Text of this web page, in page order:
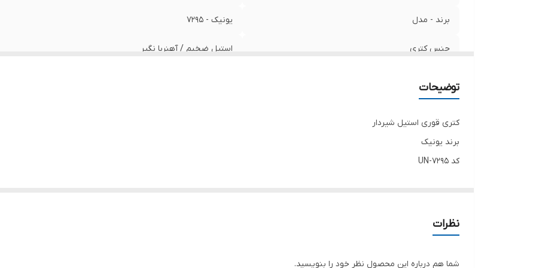
برند - مدل یونیک - 7295
جنس کتری استیل ضخیم / آهنربا نگیر
جنس کفه
توضیحات
کتری قوری استیل شیردار
برند یونیک
کد UN-7295
بدنه کتری استیل ضد زنگ/ ضخیم
سایز 5لیتر
نظرات
شما هم درباره این محصول نظر خود را بنویسید.